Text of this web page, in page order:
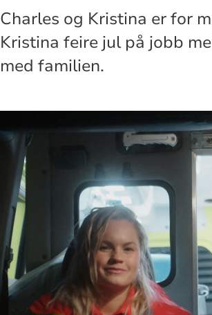
Charles og Kristina er for
Kristina feire jul på jobb
med familien.